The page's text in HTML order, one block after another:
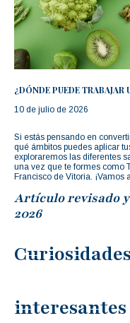
¿DÓNDE PUEDE TRABAJAR
10 de julio de 2026
Si estás pensando en
qué ámbitos puedes aplicar
exploraremos las diferentes
una vez que te formes como
Francisco de Vitoria. ¡Vamos
Artículo revisado
2026